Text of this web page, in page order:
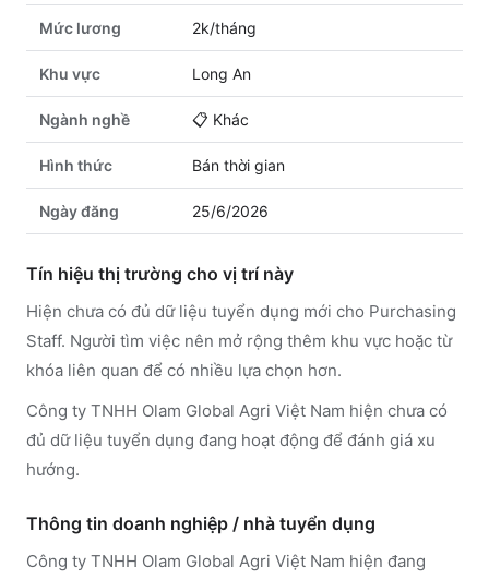
Mức lương 2k/tháng
Khu vực Long An
Ngành nghề 📋 Khác
Hình thức Bán thời gian
Ngày đăng 25/6/2026
Tín hiệu thị trường cho vị trí này
Hiện chưa có đủ dữ liệu tuyển dụng mới cho Purchasing
Staff. Người tìm việc nên mở rộng thêm khu vực hoặc từ
khóa liên quan để có nhiều lựa chọn hơn.
Công ty TNHH Olam Global Agri Việt Nam hiện chưa có
đủ dữ liệu tuyển dụng đang hoạt động để đánh giá xu
hướng.
Thông tin doanh nghiệp / nhà tuyển dụng
Công ty TNHH Olam Global Agri Việt Nam hiện đang